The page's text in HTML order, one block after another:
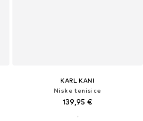
KARL KANI
Niske tenisice
139,95 €